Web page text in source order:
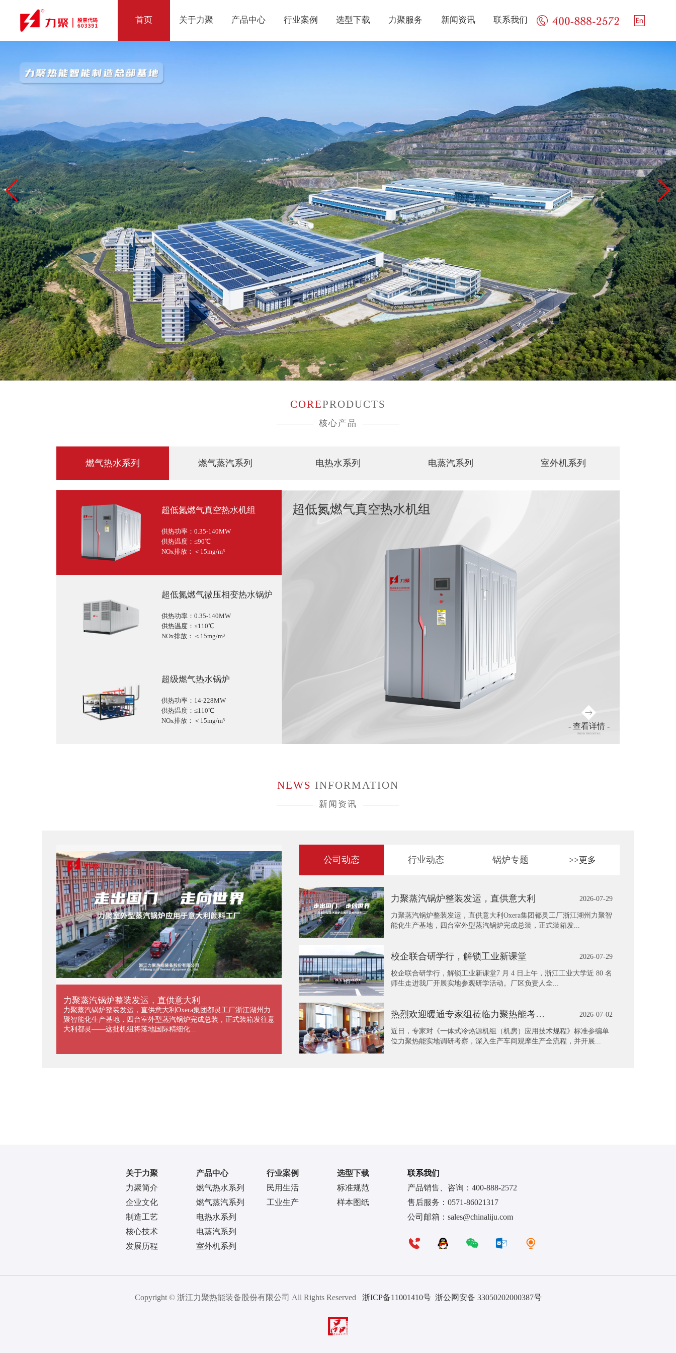
首页 关于力聚 产品中心 行业案例 选型下载 力聚服务 新闻资讯 联系我们
COREPRODUCTS
核心产品
燃气热水系列 燃气蒸汽系列 电热水系列 电蒸汽系列 室外机系列
超低氮燃气真空热水机组
供热功率：0.35-140MW
供热温度：≤90℃
NOx排放：＜15mg/m³
超低氮燃气微压相变热水锅炉
供热功率：0.35-140MW
供热温度：≤110℃
NOx排放：＜15mg/m³
超级燃气热水锅炉
供热功率：14-228MW
供热温度：≤110℃
NOx排放：＜15mg/m³
超低氮燃气真空热水机组
- 查看详情 -
CHECK THE DETAIL
NEWS INFORMATION
新闻资讯
力聚蒸汽锅炉整装发运，直供意大利
力聚蒸汽锅炉整装发运，直供意大利Oxera集团都灵工厂浙江湖州力
聚智能化生产基地，四台室外型蒸汽锅炉完成总装，正式装箱发往意
大利都灵——这批机组将落地国际精细化...
公司动态 行业动态 锅炉专题 >>更多
力聚蒸汽锅炉整装发运，直供意大利 2026-07-29
力聚蒸汽锅炉整装发运，直供意大利Oxera集团都灵工厂浙江湖州力聚智
能化生产基地，四台室外型蒸汽锅炉完成总装，正式装箱发...
校企联合研学行，解锁工业新课堂 2026-07-29
校企联合研学行，解锁工业新课堂7 月 4 日上午，浙江工业大学近 80 名
师生走进我厂开展实地参观研学活动。厂区负责人全...
热烈欢迎暖通专家组莅临力聚热能考察！ 2026-07-02
近日，专家对《一体式冷热源机组（机房）应用技术规程》标准参编单
位力聚热能实地调研考察，深入生产车间观摩生产全流程，并开展...
关于力聚
力聚简介
企业文化
制造工艺
核心技术
发展历程
产品中心
燃气热水系列
燃气蒸汽系列
电热水系列
电蒸汽系列
室外机系列
行业案例
民用生活
工业生产
选型下载
标准规范
样本图纸
联系我们
产品销售、咨询：400-888-2572
售后服务：0571-86021317
公司邮箱：sales@chinaliju.com
Copyright © 浙江力聚热能装备股份有限公司 All Rights Reserved 浙ICP备11001410号 浙公网安备 33050202000387号